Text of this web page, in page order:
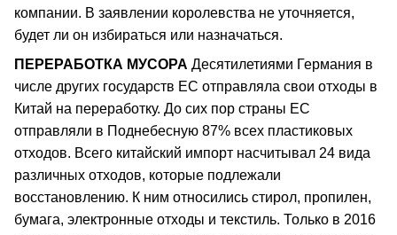
компании. В заявлении королевства не уточняется,
будет ли он избираться или назначаться.
ПЕРЕРАБОТКА МУСОРА Десятилетиями Германия в
числе других государств ЕС отправляла свои отходы в
Китай на переработку. До сих пор страны ЕС
отправляли в Поднебесную 87% всех пластиковых
отходов. Всего китайский импорт насчитывал 24 вида
различных отходов, которые подлежали
восстановлению. К ним относились стирол, пропилен,
бумага, электронные отходы и текстиль. Только в 2016